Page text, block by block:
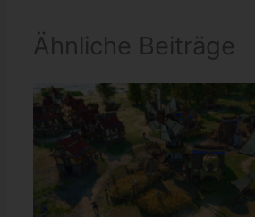
Ähnliche Beiträge